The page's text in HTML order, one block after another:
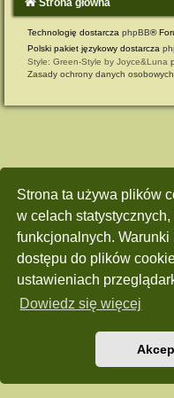
Strona ta używa plików
w celach
funkcjonalnych.
dostępu do plików
ustawieniach
Dowiedz się więcej
Technologię dostarcza phpBB®
Polski pakiet językowy dostarcza
Style: Green-Style by Joyce&Luna
Zasady ochrony danych osobowych